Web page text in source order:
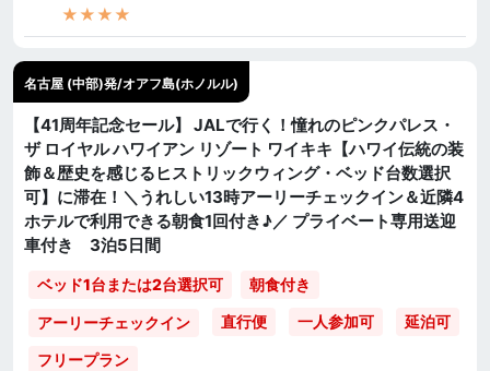
★★★★
名古屋 (中部)発/オアフ島(ホノルル)
【41周年記念セール】 JALで行く！憧れのピンクパレス・
ザ ロイヤル ハワイアン リゾート ワイキキ【ハワイ伝統の装
飾＆歴史を感じるヒストリックウィング・ベッド台数選択
可】に滞在！＼うれしい13時アーリーチェックイン＆近隣4
ホテルで利用できる朝食1回付き♪／ プライベート専用送迎
車付き 3泊5日間
ベッド1台または2台選択可 朝食付き
アーリーチェックイン 直行便 一人参加可 延泊可
フリープラン